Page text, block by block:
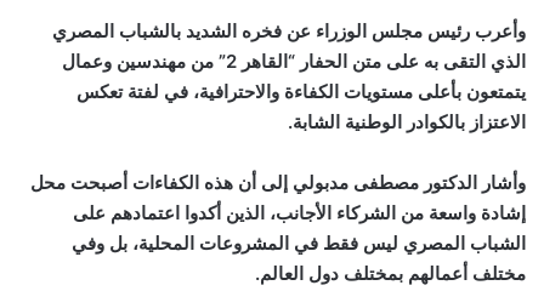
وأعرب رئيس مجلس الوزراء عن فخره الشديد بالشباب المصري
الذي التقى به على متن الحفار “القاهر 2” من مهندسين وعمال
يتمتعون بأعلى مستويات الكفاءة والاحترافية، في لفتة تعكس
الاعتزاز بالكوادر الوطنية الشابة.
وأشار الدكتور مصطفى مدبولي إلى أن هذه الكفاءات أصبحت محل
إشادة واسعة من الشركاء الأجانب، الذين أكدوا اعتمادهم على
الشباب المصري ليس فقط في المشروعات المحلية، بل وفي
مختلف أعمالهم بمختلف دول العالم.